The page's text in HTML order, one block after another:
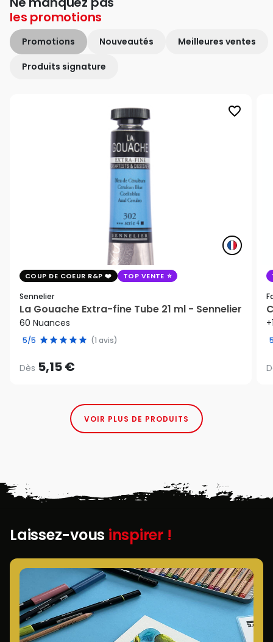
les promotions
Promotions Nouveautés Meilleures ventes
Produits signature
favorite_border
COUP DE COEUR R&P TOP VENTE
Sennelier
La Gouache Extra-fine Tube 21 ml - Sennelier
60 Nuances
5/5 (1 avis)
Dès 5,15 €
VOIR PLUS DE PRODUITS
Laissez-vous inspirer !